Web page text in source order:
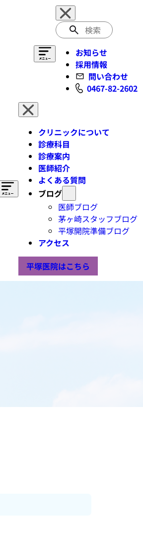
検
索
お知らせ
採用情報
問い合わせ
0467-82-2602
クリニックについて
診療科目
診療案内
医師紹介
よくある質問
ブログ
医師ブログ
茅ヶ崎スタッフブログ
平塚開院準備ブログ
アクセス
平塚医院はこちら